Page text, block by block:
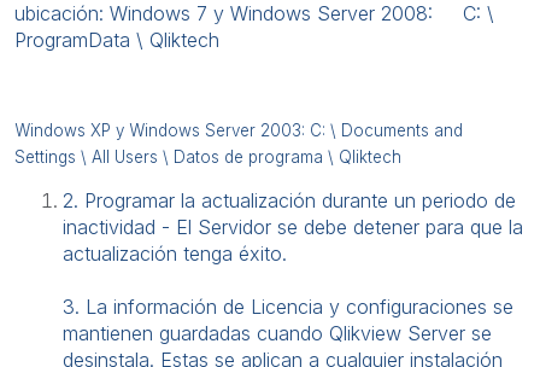
ubicación: Windows 7 y Windows Server 2008: C: \
ProgramData \ Qliktech
Windows XP y Windows Server 2003: C: \ Documents and
Settings \ All Users \ Datos de programa \ Qliktech
2. Programar la actualización durante un periodo de
inactividad - El Servidor se debe detener para que la
actualización tenga éxito.
3. La información de Licencia y configuraciones se
mantienen guardadas cuando Qlikview Server se
desinstala. Estas se aplican a cualquier instalación